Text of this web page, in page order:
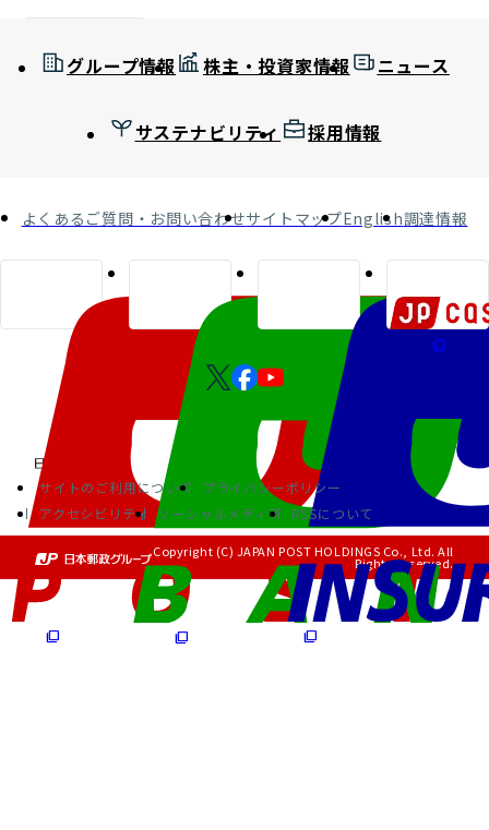
グループ情報 株主・投資家情報 ニュース
サステナビリティ 採用情報
よくあるご質問・お問い合わせサイトマップEnglish調達情報
サイトのご利用について
プライバシーポリシー
アクセシビリティ
ソーシャルメディア RSSについて
Copyright (C) JAPAN POST HOLDINGS Co., Ltd. All
Rights Reserved.